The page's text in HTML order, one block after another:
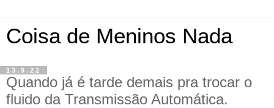
Coisa de Meninos Nada
13.9.22
Quando já é tarde demais pra trocar o
fluido da Transmissão Automática.